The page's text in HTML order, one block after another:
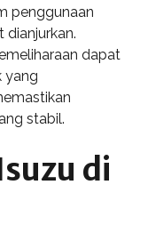
penggunaan
dianjurkan.
dapat
yang
stabil.
di